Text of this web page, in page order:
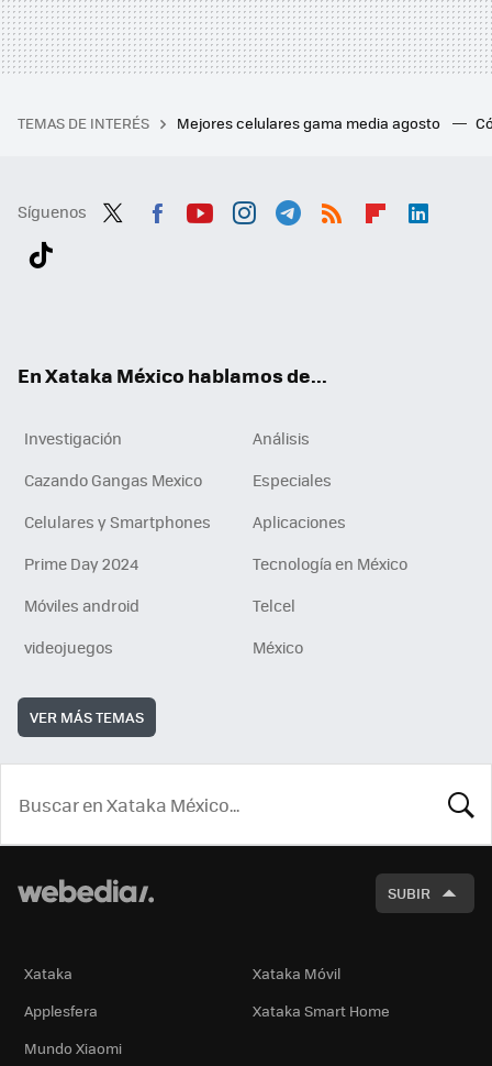
TEMAS DE INTERÉS Mejores celulares gama media agosto
Síguenos
En Xataka México hablamos de...
Investigación
Análisis
Cazando Gangas Mexico
Especiales
Celulares y Smartphones
Aplicaciones
Prime Day 2024
Tecnología en México
Móviles android
Telcel
videojuegos
México
VER MÁS TEMAS
SUBIR
Xataka
Xataka Móvil
Applesfera
Xataka Smart Home
Mundo Xiaomi